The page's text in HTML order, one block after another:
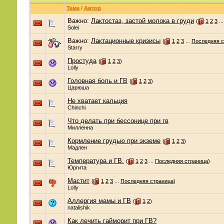
Тема/ Автор
Важно: Лактостаз, застой молока в груди ( 1 2 3...
Solei
Важно: Лактационные кризисы ( 1 2 3... Последняя
Starry
Простуда ( 1 2 3)
Lolly
Головная боль и ГВ ( 1 2 3)
Царюша
Не хватает кальция
Chinchi
Что делать при бессонице при гв
Милленна
Кормление грудью при экземе ( 1 2 3)
Мадлен
Температура и ГВ. ( 1 2 3... Последняя страница)
Юргита
Мастит ( 1 2 3... Последняя страница)
Lolly
Аллергия мамы и ГВ ( 1 2)
natalishik
Как лечить гайморит при ГВ?